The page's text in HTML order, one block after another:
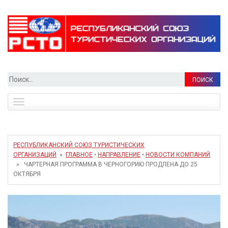
Найти:
navigation
РЕСПУБЛИКАНСКИЙ СОЮЗ ТУРИСТИЧЕСКИХ
ОРГАНИЗАЦИЙ
» ГЛАВНОЕ • НАПРАВЛЕНИЕ • НОВОСТИ КОМПАНИЙ
» ЧАРТЕРНАЯ ПРОГРАММА В ЧЕРНОГОРИЮ ПРОДЛЕНА ДО 25
ОКТЯБРЯ